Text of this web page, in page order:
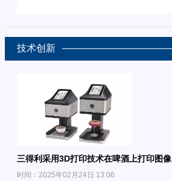
技术创新
三得利采用3D打印技术在啤酒上打印图像
时间：2025年02月24日 13:06